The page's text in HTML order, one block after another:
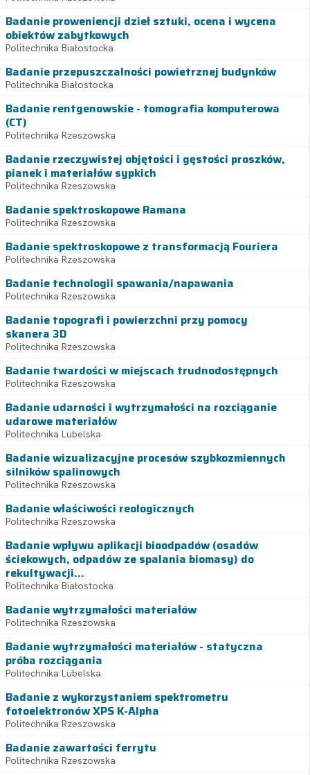
Badanie proweniencji dzieł sztuki, ocena i wycena
obiektów zabytkowych
Politechnika Białostocka
Badanie przepuszczalności powietrznej budynków
Politechnika Białostocka
Badanie rentgenowskie - tomografia komputerowa
(CT)
Politechnika Rzeszowska
Badanie rzeczywistej objętości i gęstości proszków,
pianek i materiałów sypkich
Politechnika Rzeszowska
Badanie spektroskopowe Ramana
Politechnika Rzeszowska
Badanie spektroskopowe z transformacją Fouriera
Politechnika Rzeszowska
Badanie technologii spawania/napawania
Politechnika Rzeszowska
Badanie topografi i powierzchni przy pomocy
skanera 3D
Politechnika Rzeszowska
Badanie twardości w miejscach trudnodostępnych
Politechnika Rzeszowska
Badanie udarności i wytrzymałości na rozciąganie
udarowe materiałów
Politechnika Lubelska
Badanie wizualizacyjne procesów szybkozmiennych
silników spalinowych
Politechnika Rzeszowska
Badanie właściwości reologicznych
Politechnika Rzeszowska
Badanie wpływu aplikacji bioodpadów (osadów
ściekowych, odpadów ze spalania biomasy) do
rekultywacji...
Politechnika Białostocka
Badanie wytrzymałości materiałów
Politechnika Rzeszowska
Badanie wytrzymałości materiałów - statyczna
próba rozciągania
Politechnika Lubelska
Badanie z wykorzystaniem spektrometru
fotoelektronów XPS K-Alpha
Politechnika Rzeszowska
Badanie zawartości ferrytu
Politechnika Rzeszowska